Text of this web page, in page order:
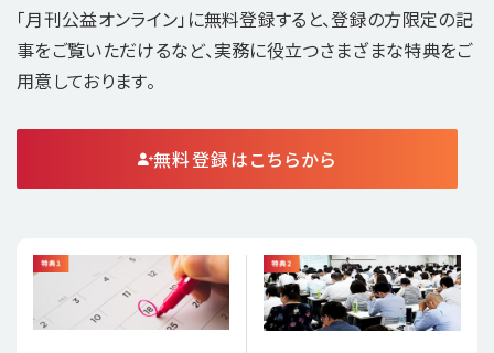
「月刊公益オンライン」に無料登録すると、登録の方限定の記
事をご覧いただけるなど、実務に役立つさまざまな特典をご
用意しております。
無料登録はこちらから